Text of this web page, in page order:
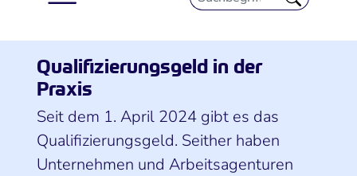
Qualifizierungsgeld in der
Praxis
Seit dem 1. April 2024 gibt es das
Qualifizierungsgeld. Seither haben
Unternehmen und Arbeitsagenturen